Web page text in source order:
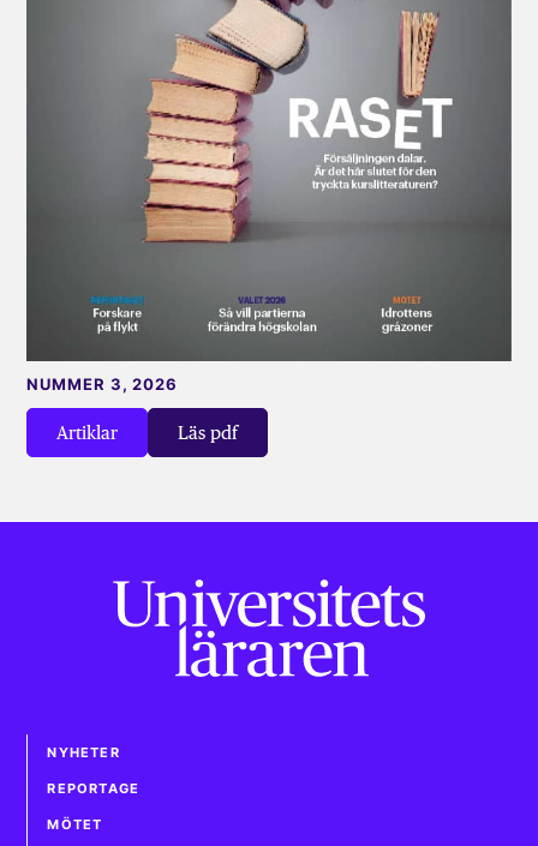
Artiklar Läs pdf
NUMMER 3, 2026
NYHETER
REPORTAGE
MÖTET